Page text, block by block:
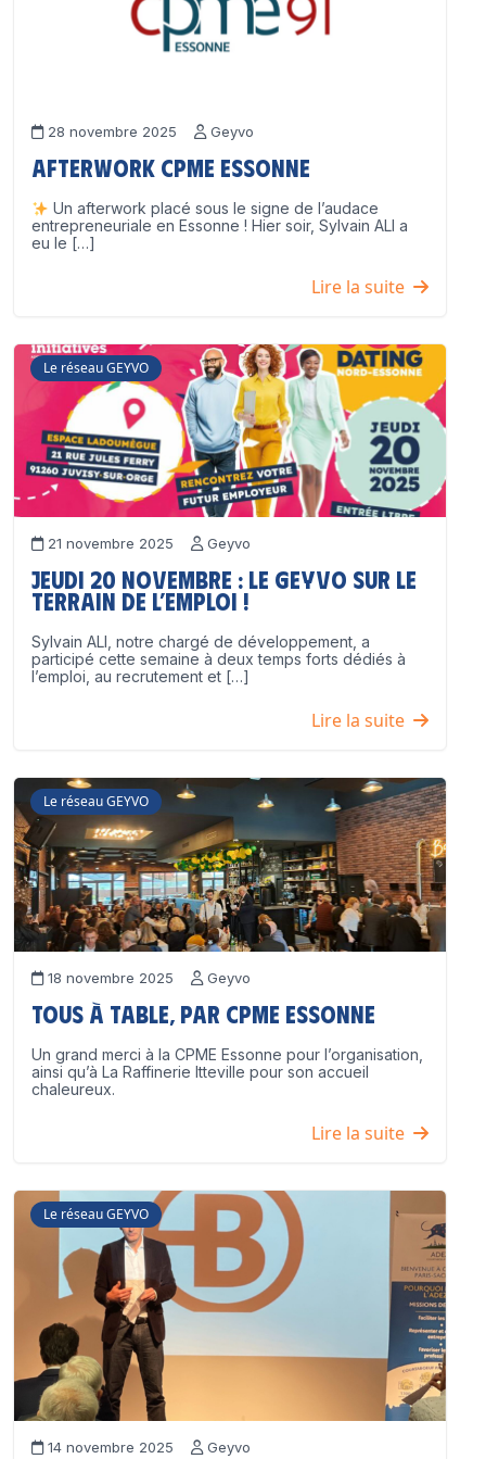
28 novembre 2025 Geyvo
Afterwork CPME Essonne
Un afterwork placé sous le signe de l’audace
entrepreneuriale en Essonne ! Hier soir, Sylvain ALI a
eu le […]
Lire la suite
Le réseau GEYVO
21 novembre 2025 Geyvo
Jeudi 20 novembre : le GEYVO sur le
terrain de l’emploi !
Sylvain ALI, notre chargé de développement, a
participé cette semaine à deux temps forts dédiés à
l’emploi, au recrutement et […]
Lire la suite
Le réseau GEYVO
18 novembre 2025 Geyvo
Tous à table, par CPME Essonne
Un grand merci à la CPME Essonne pour l’organisation,
ainsi qu’à La Raffinerie Itteville pour son accueil
chaleureux.
Lire la suite
Le réseau GEYVO
14 novembre 2025 Geyvo